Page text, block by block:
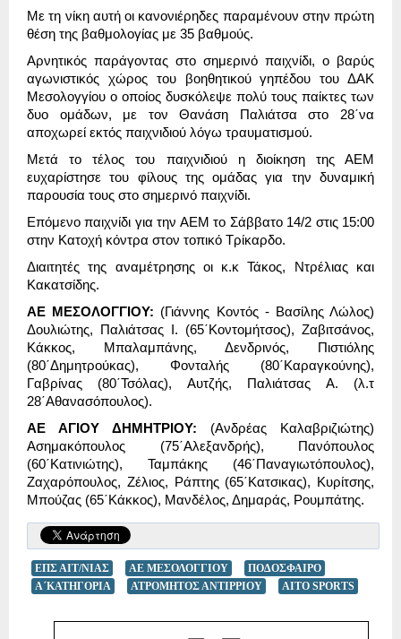
Με τη νίκη αυτή οι κανονιέρηδες παραμένουν στην πρώτη
θέση της βαθμολογίας με 35 βαθμούς.
Αρνητικός παράγοντας στο σημερινό παιχνίδι, ο βαρύς
αγωνιστικός χώρος του βοηθητικού γηπέδου του ΔΑΚ
Μεσολογγίου ο οποίος δυσκόλεψε πολύ τους παίκτες των
δυο ομάδων, με τον Θανάση Παλιάτσα στο 28΄να
αποχωρεί εκτός παιχνιδιού λόγω τραυματισμού.
Μετά το τέλος του παιχνιδιού η διοίκηση της ΑΕΜ
ευχαρίστησε του φίλους της ομάδας για την δυναμική
παρουσία τους στο σημερινό παιχνίδι.
Επόμενο παιχνίδι για την ΑΕΜ το Σάββατο 14/2 στις 15:00
στην Κατοχή κόντρα στον τοπικό Τρίκαρδο.
Διαιτητές της αναμέτρησης οι κ.κ Τάκος, Ντρέλιας και
Κακατσίδης.
ΑΕ ΜΕΣΟΛΟΓΓΙΟΥ: (Γιάννης Κοντός - Βασίλης Λώλος)
Δουλιώτης, Παλιάτσας Ι. (65΄Κοντομήτσος), Ζαβιτσάνος,
Κάκκος, Μπαλαμπάνης, Δενδρινός, Πιστιόλης
(80΄Δημητρούκας), Φονταλής (80΄Καραγκούνης),
Γαβρίνας (80΄Τσόλας), Αυτζής, Παλιάτσας Α. (λ.τ
28΄Αθανασόπουλος).
ΑΕ ΑΓΙΟΥ ΔΗΜΗΤΡΙΟΥ: (Ανδρέας Καλαβριζιώτης)
Ασημακόπουλος (75΄Αλεξανδρής), Πανόπουλος
(60΄Κατινιώτης), Ταμπάκης (46΄Παναγιωτόπουλος),
Ζαχαρόπουλος, Ζέλιος, Ράπτης (65΄Κατσικας), Κυρίτσης,
Μπούζας (65΄Κάκκος), Μανδέλος, Δημαράς, Ρουμπάτης.
ΕΠΣ ΑΙΤ/ΝΙΑΣ ΑΕ ΜΕΣΟΛΟΓΓΙΟΥ
ΠΟΔΟΣΦΑΙΡΟ
Α΄ΚΑΤΗΓΟΡΙΑ
ΑΤΡΟΜΗΤΟΣ ΑΝΤΙΡΡΙΟΥ AITO SPORTS